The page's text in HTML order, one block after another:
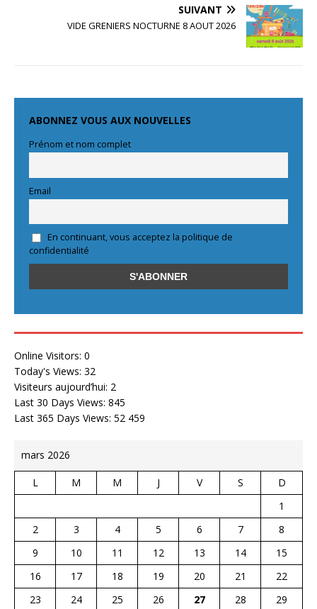
SUIVANT
VIDE GRENIERS NOCTURNE 8 AOUT 2026
ABONNEZ VOUS AUX NOUVELLES
Prénom et nom complet
Email
En continuant, vous acceptez la politique de
confidentialité
Online Visitors: 0
Today's Views: 32
Visiteurs aujourd’hui: 2
Last 30 Days Views: 845
Last 365 Days Views: 52 459
mars 2026
L M M J V S
D
1
2
3 4 5 6 7
8
9
10 11 12 13 14
15
16
17 18 19 20 21
22
23
24 25 26 27 28 29